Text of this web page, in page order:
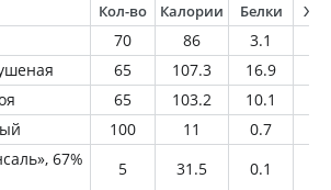
Кол-во Калории Белки
70 86 3.1
65 107.3 16.9
65 103.2 10.1
100 11 0.7
67%
5 31.5 0.1